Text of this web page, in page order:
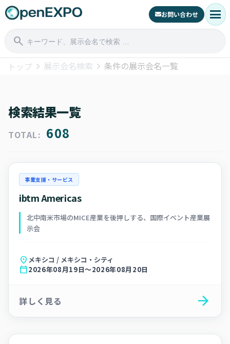
お問い合わせ menu
search
トップ 展示会名検索 条件の展示会名一覧
検索結果一覧
TOTAL: 608
事業支援・サービス
ibtm Americas
北中南米市場のMICE産業を後押しする、国際イベント産業展
示会
location_on メキシコ / メキシコ・シティ
calendar_today2026年08月19日～2026年08月20日
詳しく見る arrow_forward